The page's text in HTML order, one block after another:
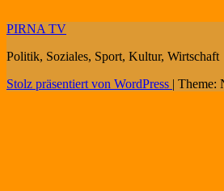
PIRNA TV
Politik, Soziales, Sport, Kultur, Wirtschaft
Stolz präsentiert von WordPress | Theme: